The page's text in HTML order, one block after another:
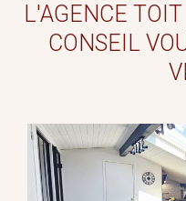
L'AGENCE
CONSEIL